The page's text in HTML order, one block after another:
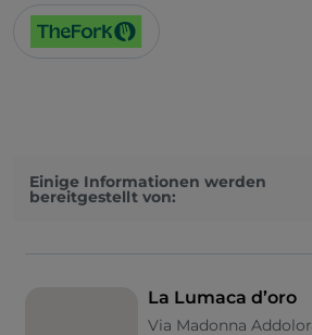
Einige Informationen werden
bereitgestellt von:
La Lumaca d’oro
Via Madonna